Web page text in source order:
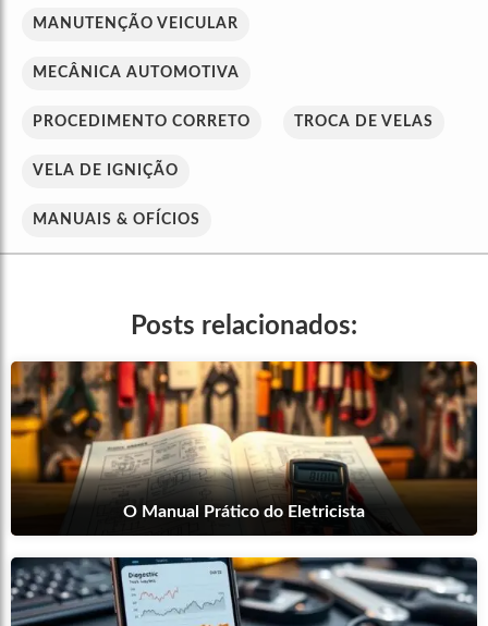
MANUTENÇÃO VEICULAR
MECÂNICA AUTOMOTIVA
PROCEDIMENTO CORRETO TROCA DE VELAS
VELA DE IGNIÇÃO
MANUAIS & OFÍCIOS
Posts relacionados:
O Manual Prático do Eletricista